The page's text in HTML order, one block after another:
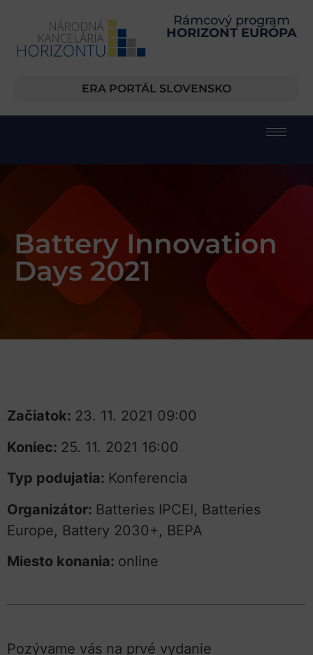
Rámcový program
HORIZONT EURÓPA
ERA PORTÁL SLOVENSKO
Battery Innovation
Days 2021
Začiatok: 23. 11. 2021 09:00
Koniec: 25. 11. 2021 16:00
Typ podujatia: Konferencia
Organizátor: Batteries IPCEI, Batteries
Europe, Battery 2030+, BEPA
Miesto konania: online
Pozývame vás na prvé vydanie